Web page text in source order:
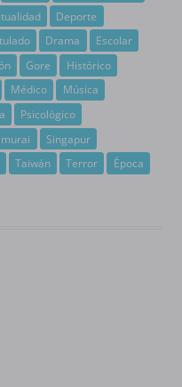
Deporte
Drama
Escolar
Gore
Histórico
Médico
Música
Psicológico
Singapur
Taiwán Terror Época